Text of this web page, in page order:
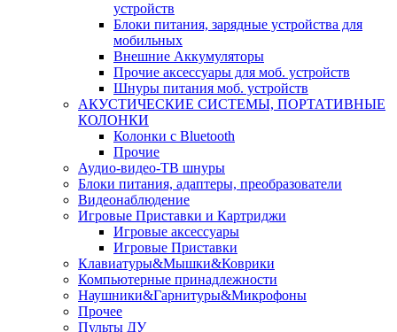
устройств
Блоки питания, зарядные устройства для
мобильных
Внешние Аккумуляторы
Прочие аксессуары для моб. устройств
Шнуры питания моб. устройств
АКУСТИЧЕСКИЕ СИСТЕМЫ, ПОРТАТИВНЫЕ
КОЛОНКИ
Колонки с Bluetooth
Прочие
Аудио-видео-ТВ шнуры
Блоки питания, адаптеры, преобразователи
Видеонаблюдение
Игровые Приставки и Картриджи
Игровые аксессуары
Игровые Приставки
Клавиатуры&Мышки&Коврики
Компьютерные принадлежности
Наушники&Гарнитуры&Микрофоны
Прочее
Пульты ДУ